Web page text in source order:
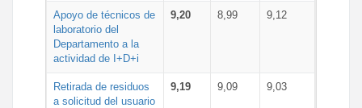
Apoyo de técnicos de
laboratorio del
Departamento a la
actividad de I+D+i
9,20 8,99 9,12
Retirada de residuos
a solicitud del usuario
9,19 9,09 9,03